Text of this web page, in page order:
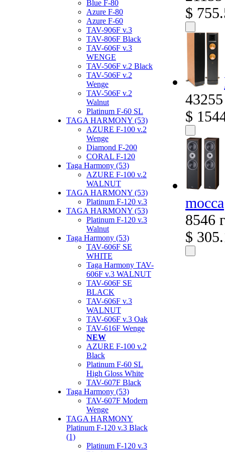
Blue F-80
Azure F-80
Azure F-60
TAV-906F v.3
TAV-806F Black
TAV-606F v.3
WENGE
TAV-506F v.2 Black
TAV-506F v.2
Wenge
TAV-506F v.2
Walnut
Platinum F-60 SL
TAGA HARMONY (53)
AZURE F-100 v.2
Wenge
Diamond F-200
CORAL F-120
Taga Harmony (53)
AZURE F-100 v.2
WALNUT
TAGA HARMONY (53)
Platinum F-120 v.3
TAGA HARMONY (53)
Platinum F-120 v.3
Walnut
Taga Harmony (53)
TAV-606F SE
WHITE
Taga Harmony TAV-
606F v.3 WALNUT
TAV-606F SE
BLACK
TAV-606F v.3
WALNUT
TAV-606F v.3 Oak
TAV-616F Wenge
NEW
AZURE F-100 v.2
Black
Platinum F-60 SL
High Gloss White
TAV-607F Black
Taga Harmony (53)
TAV-607F Modern
Wenge
TAGA HARMONY
Platinum F-120 v.3 Black
(1)
Platinum F-120 v.3
$
$
mocca
8546
$